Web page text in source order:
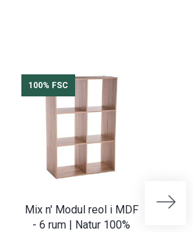
100% FSC
Mix n' Modul reol i MDF
- 6 rum | Natur 100%
Mix